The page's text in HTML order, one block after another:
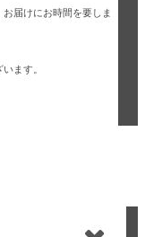
届けにお時間を要しま
ます。